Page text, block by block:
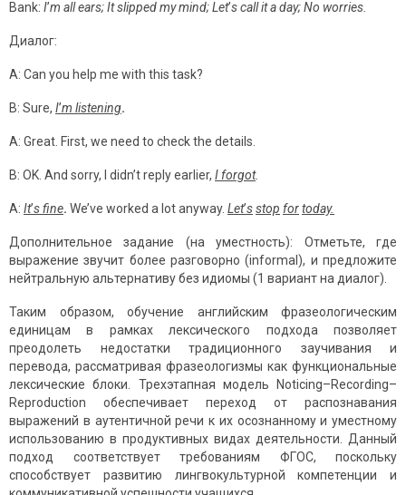
Bank: I’m all ears; It slipped my mind; Let’s call it a day; No worries.
Диалог:
A: Can you help me with this task?
B: Sure, I’m listening.
A: Great. First, we need to check the details.
B: OK. And sorry, I didn’t reply earlier, I forgot.
A: It’s fine. We’ve worked a lot anyway. Let’sstop fortoday.
Дополнительное задание (на уместность): Отметьте, где
выражение звучит более разговорно (informal), и предложите
нейтральную альтернативу без идиомы (1 вариант на диалог).
Таким образом, обучение английским фразеологическим
единицам в рамках лексического подхода позволяет
преодолеть недостатки традиционного заучивания и
перевода, рассматривая фразеологизмы как функциональные
лексические блоки. Трехэтапная модель Noticing–Recording–
Reproduction обеспечивает переход от распознавания
выражений в аутентичной речи к их осознанному и уместному
использованию в продуктивных видах деятельности. Данный
подход соответствует требованиям ФГОС, поскольку
способствует развитию лингвокультурной компетенции и